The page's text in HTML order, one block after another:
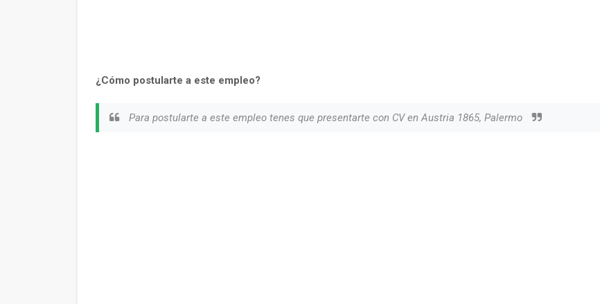
¿Cómo postularte a este empleo?
Para postularte a este empleo tenes que presentarte con CV en Austria 1865, Palermo